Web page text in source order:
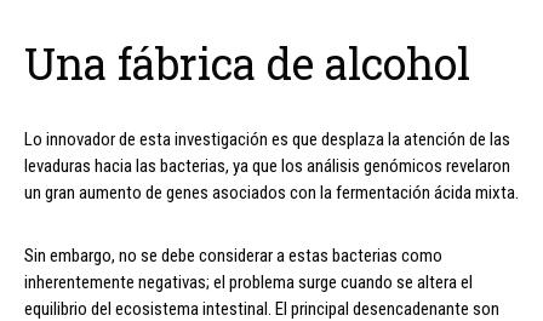
Una fábrica de alcohol
Lo innovador de esta investigación es que desplaza la atención de las
levaduras hacia las bacterias, ya que los análisis genómicos revelaron
un gran aumento de genes asociados con la fermentación ácida mixta.
Sin embargo, no se debe considerar a estas bacterias como
inherentemente negativas; el problema surge cuando se altera el
equilibrio del ecosistema intestinal. El principal desencadenante son